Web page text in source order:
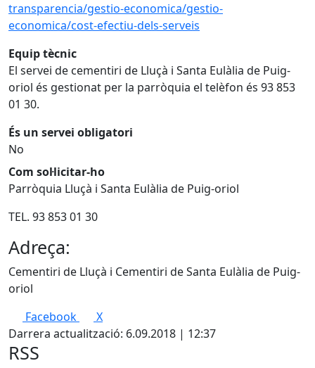
transparencia/gestio-economica/gestio-
economica/cost-efectiu-dels-serveis
Equip tècnic
El servei de cementiri de Lluçà i Santa Eulàlia de Puig-
oriol és gestionat per la parròquia el telèfon és 93 853
01 30.
És un servei obligatori
No
Com sol·licitar-ho
Parròquia Lluçà i Santa Eulàlia de Puig-oriol
TEL. 93 853 01 30
Adreça:
Cementiri de Lluçà i Cementiri de Santa Eulàlia de Puig-
oriol
Facebook
X
Darrera actualització: 6.09.2018 | 12:37
RSS